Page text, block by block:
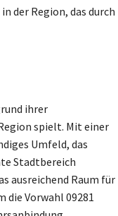
der Region, das durch
ihrer
spielt. Mit einer
Umfeld, das
Stadtbereich
ausreichend Raum für
Vorwahl 09281